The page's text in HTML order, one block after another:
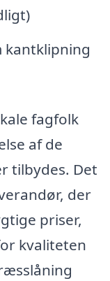
kantklipning
fagfolk
af de
tilbydes. Det
der
priser,
kvaliteten